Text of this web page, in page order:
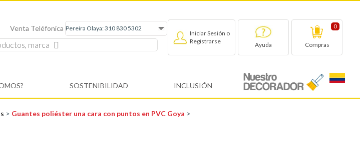
Venta Teléfonica
Iniciar Sesión o
Registrarse
Ayuda
0
Compras
SOSTENIBILIDAD INCLUSIÓN
> Guantes poliéster una cara con puntos en PVC Goya >